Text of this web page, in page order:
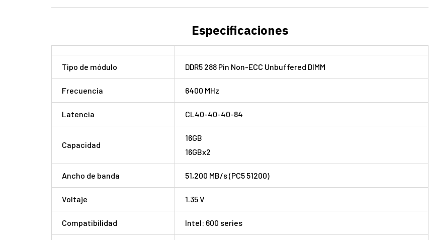
Especificaciones
Tipo de módulo DDR5 288 Pin Non-ECC Unbuffered DIMM
Frecuencia 6400 MHz
Latencia CL40-40-40-84
Capacidad
16GB
16GBx2
Ancho de banda 51,200 MB/s (PC5 51200)
Voltaje 1.35 V
Compatibilidad Intel: 600 series